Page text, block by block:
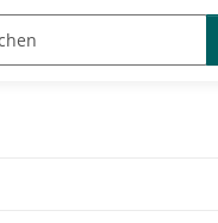
Bücher und